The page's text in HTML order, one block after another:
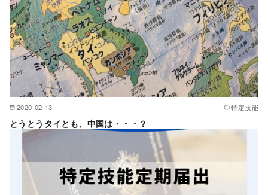
2020-02-13 特定技能
とうとうタイとも、中国は・・・？